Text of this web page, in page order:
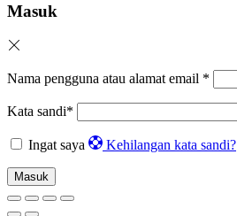
Masuk
Nama pengguna atau alamat email *
Kata sandi*
Ingat saya Kehilangan kata sandi?
Masuk